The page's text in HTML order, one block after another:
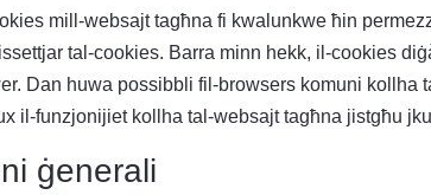
mill-websajt tagħna fi kwalunkwe ħin
tal-cookies. Barra minn hekk, il-cookies
Dan huwa possibbli fil-browsers komuni kollha
il-funzjonijiet kollha tal-websajt tagħna jistgħu
ġenerali